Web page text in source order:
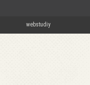
webstudiy